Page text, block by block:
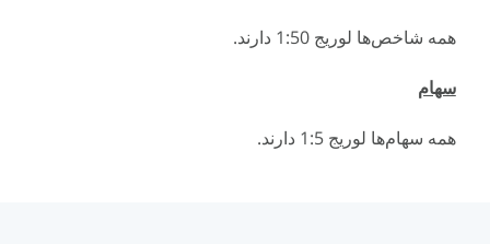
همه شاخص‌ها لوریج 1:50 دارند.
سهام
همه سهام‌ها لوریج 1:5 دارند.